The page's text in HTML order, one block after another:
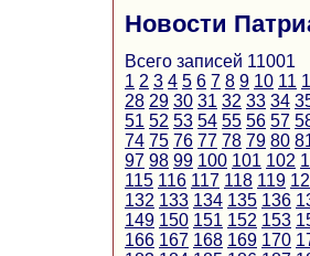
Новости
Всего записей 11001
1 2 3 4 5 6 7 8 9 10 11
28 29 30 31 32 33 34
51 52 53 54 55 56 57
74 75 76 77 78 79 80
97 98 99 100 101 102
115 116 117 118 119
132 133 134 135 136
149 150 151 152 153
166 167 168 169 170